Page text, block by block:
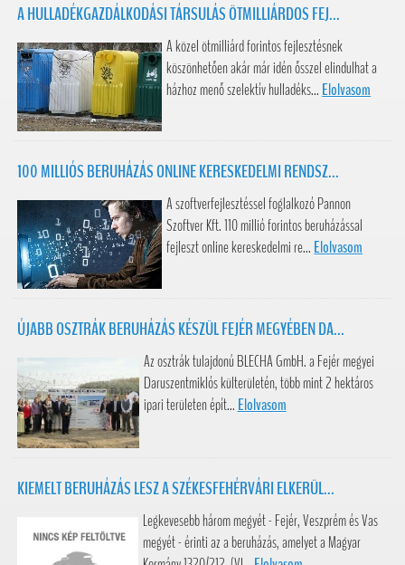
A HULLADÉKGAZDÁLKODÁSI TÁRSULÁS ÖTMILLIÁRDOS FEJ...
A közel ötmilliárd forintos fejlesztésnek
köszönhetően akár már idén ősszel elindulhat a
házhoz menő szelektív hulladéks... Elolvasom
100 MILLIÓS BERUHÁZÁS ONLINE KERESKEDELMI RENDSZ...
A szoftverfejlesztéssel foglalkozó Pannon
Szoftver Kft. 110 millió forintos beruházással
fejleszt online kereskedelmi re... Elolvasom
ÚJABB OSZTRÁK BERUHÁZÁS KÉSZÜL FEJÉR MEGYÉBEN DA...
Az osztrák tulajdonú BLECHA GmbH. a Fejér megyei
Daruszentmiklós külterületén, több mint 2 hektáros
ipari területen épít... Elolvasom
KIEMELT BERUHÁZÁS LESZ A SZÉKESFEHÉRVÁRI ELKERÜL...
Legkevesebb három megyét - Fejér, Veszprém és Vas
megyét - érinti az a beruházás, amelyet a Magyar